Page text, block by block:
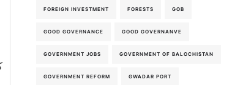
FOREIGN INVESTMENT FORESTS GOB
GOOD GOVERNANCE GOOD GOVERNANVE
GOVERNMENT JOBS GOVERNMENT OF BALOCHISTAN
GOVERNMENT REFORM GWADAR PORT